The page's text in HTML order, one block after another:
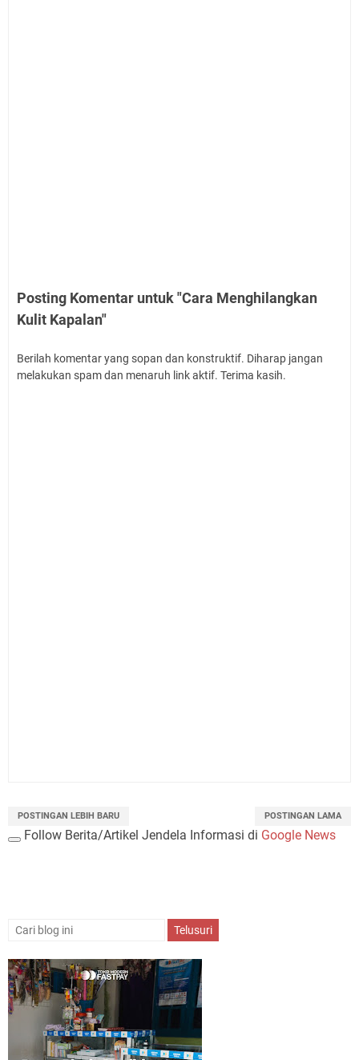
Posting Komentar untuk "Cara Menghilangkan
Kulit Kapalan"
Berilah komentar yang sopan dan konstruktif. Diharap jangan
melakukan spam dan menaruh link aktif. Terima kasih.
POSTINGAN LEBIH BARU POSTINGAN LAMA
Follow Berita/Artikel Jendela Informasi di Google News